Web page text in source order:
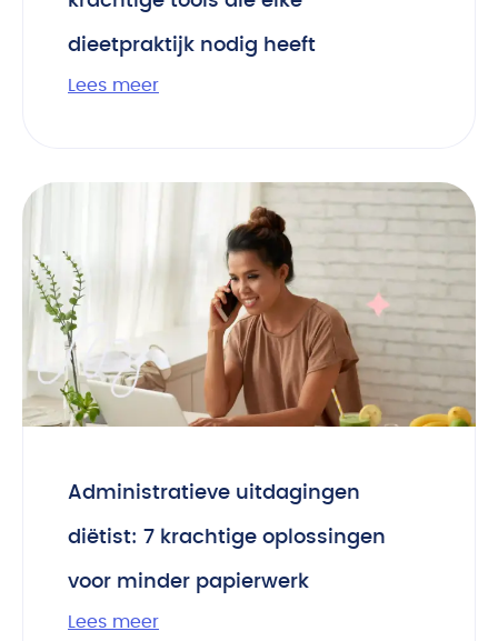
dieetpraktijk nodig heeft
Lees meer
Administratieve uitdagingen
diëtist: 7 krachtige oplossingen
voor minder papierwerk
Lees meer